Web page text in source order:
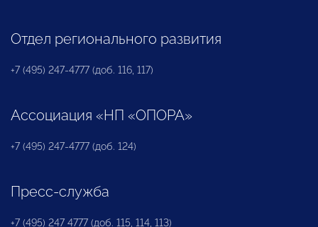
Отдел регионального развития
+7 (495) 247-4777 (доб. 116, 117)
Ассоциация «НП «ОПОРА»
+7 (495) 247-4777 (доб. 124)
Пресс-служба
+7 (495) 247 4777 (доб. 115, 114, 113)